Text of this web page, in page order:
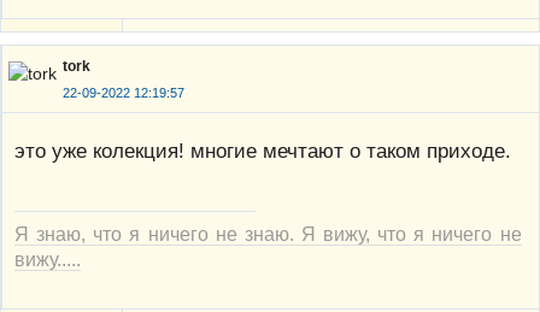
tork
22-09-2022 12:19:57
это уже колекция! многие мечтают о таком приходе.
Я знаю, что я ничего не знаю. Я вижу, что я ничего не
вижу.....